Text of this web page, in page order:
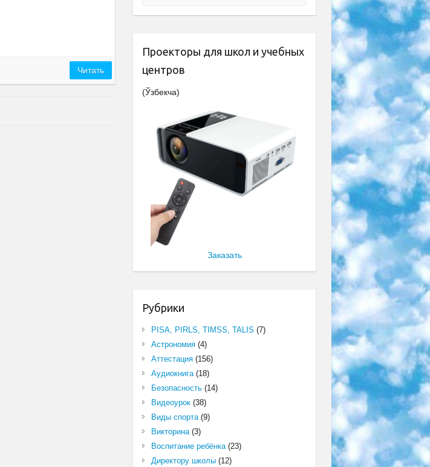
Читать
Проекторы для школ и учебных
центров
(Ўзбекча)
Заказать
Рубрики
PISA, PIRLS, TIMSS, TALIS (7)
Астрономия(4)
Аттестация(156)
Аудиокнига(18)
Безопасность(14)
Видеоурок(38)
Виды спорта(9)
Викторина(3)
Воспитание ребёнка(23)
Директору школы(12)